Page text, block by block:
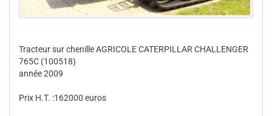
Tracteur sur chenille AGRICOLE CATERPILLAR CHALLENGER
765C (100518)
année 2009
Prix H.T. :162000 euros